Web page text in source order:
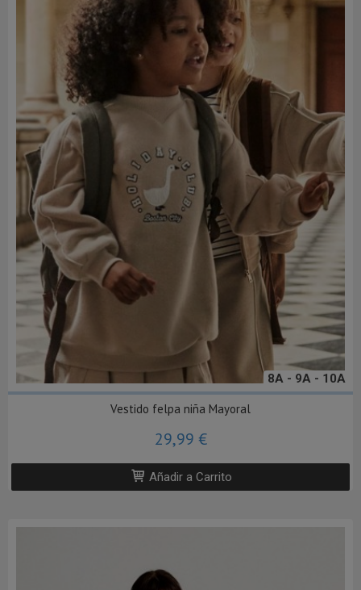
8A - 9A - 10A
Vestido felpa niña Mayoral
29,99 €
Añadir a Carrito